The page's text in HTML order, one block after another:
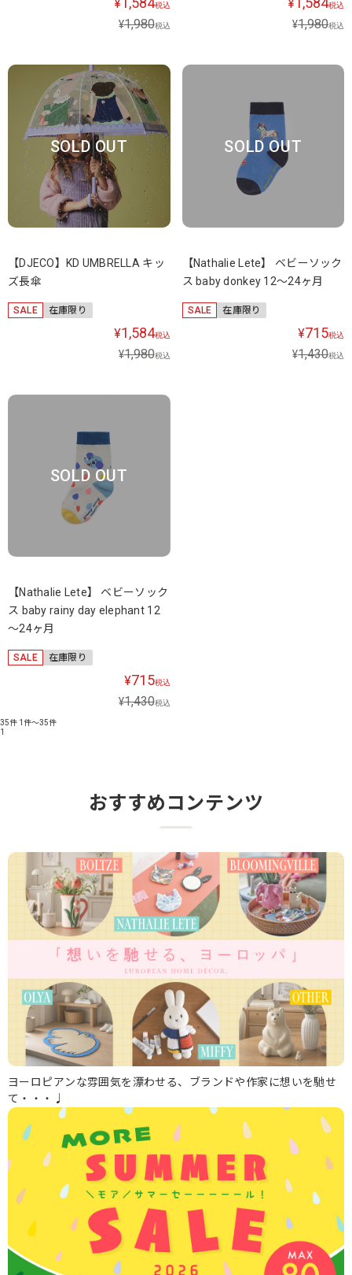
¥ 税込
¥1,980税込
¥ 税込
¥1,980税込
SOLD OUT
【DJECO】KD UMBRELLA キッ
ズ長傘
SALE 在庫限り
¥1,584税込
¥1,980税込
SOLD OUT
【Nathalie Lete】 ベビーソック
ス baby donkey 12～24ヶ月
SALE 在庫限り
¥715税込
¥1,430税込
SOLD OUT
【Nathalie Lete】 ベビーソック
ス baby rainy day elephant 12
～24ヶ月
SALE 在庫限り
¥715税込
¥1,430税込
35件 1件～35件
1
おすすめコンテンツ
ヨーロピアンな雰囲気を漂わせる、ブランドや作家に想いを馳せ
て・・・♩